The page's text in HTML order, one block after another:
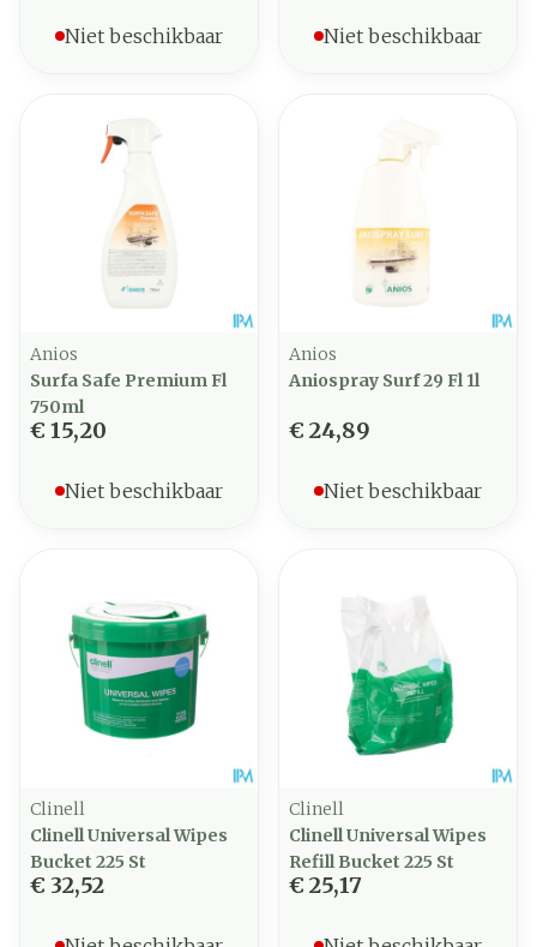
Niet beschikbaar Niet beschikbaar
Anios
Surfa Safe Premium Fl
750ml
€ 15,20
Niet beschikbaar
Anios
Aniospray Surf 29 Fl 1l
€ 24,89
Niet beschikbaar
Clinell
Clinell Universal Wipes
Bucket 225 St
€ 32,52
Clinell
Clinell Universal Wipes
Refill Bucket 225 St
€ 25,17